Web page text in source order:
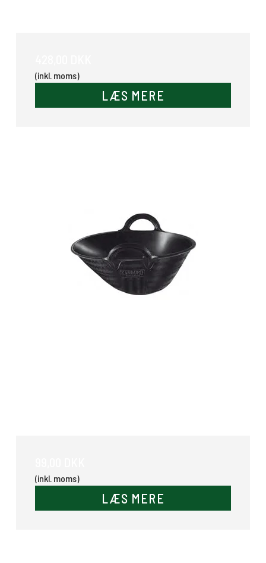
(inkl. moms)
LÆS MERE
(inkl. moms)
LÆS MERE